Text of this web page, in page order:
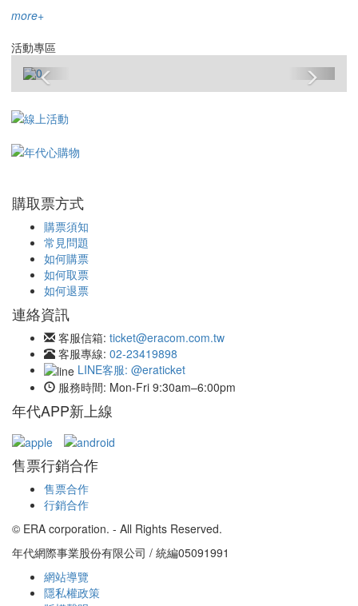
Previous Next
購取票方式
購票須知
常見問題
如何購票
如何取票
如何退票
連絡資訊
客服信箱: ticket@eracom.com.tw
客服專線: 02-23419898
LINE客服: @eraticket
服務時間:Mon-Fri 9:30am–6:00pm
年代APP新上線
售票行銷合作
售票合作
© ERA corporation. - All Rights Reserved.
年代網際事業股份有限公司 / 統編05091991
網站導覽